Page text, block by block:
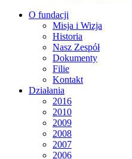
O fundacji
Misja i Wizja
Historia
Nasz Zespół
Dokumenty
Filie
Kontakt
Działania
2016
2010
2009
2008
2007
2006